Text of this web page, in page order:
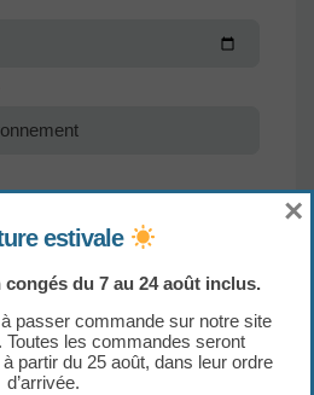
adhérents/clients ?
JPG.
estivale
du 7 au 24 août inclus.
passer commande sur notre site
Toutes les commandes seront
partir du 25 août, dans leur ordre
d’arrivée.
×